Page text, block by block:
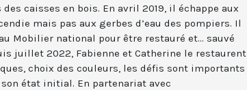
des caisses en bois. En avril 2019, il échappe aux
mais pas aux gerbes d’eau des pompiers. Il
Mobilier national pour être restauré et... sauvé
juillet 2022, Fabienne et Catherine le restaurent
choix des couleurs, les défis sont importants
état initial. En partenariat avec